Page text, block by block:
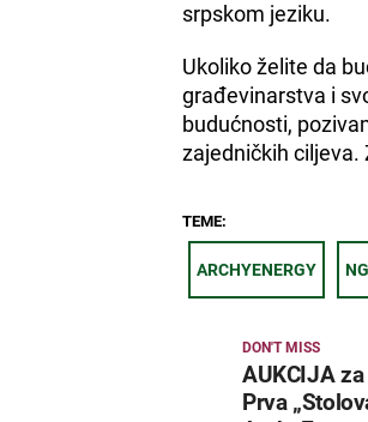
srpskom jeziku.
Ukoliko želite da
građevinarstva i
budućnosti,
zajedničkih ciljeva.
TEME:
ARCHYENERGY
DON'T MISS
AUKCIJA
Prva